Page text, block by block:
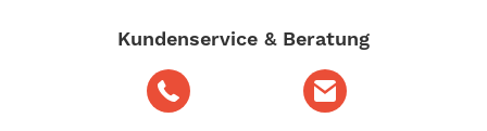
Kundenservice & Beratung